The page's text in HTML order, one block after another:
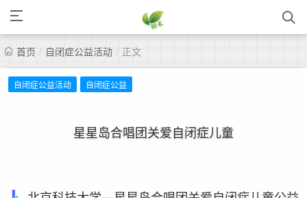
首页 / 自闭症公益活动 / 正文
自闭症公益活动 自闭症公益
星星岛合唱团关爱自闭症儿童